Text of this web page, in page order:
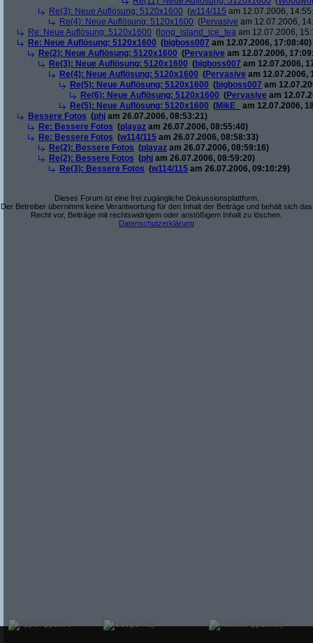
Re(3): Neue Auflösung: 5120x1600 (w114/115 am 12.07.2006,
Re(4): Neue Auflösung: 5120x1600 (Pervasive am 12.07.2006,
Re: Neue Auflösung: 5120x1600 ( long_island_ice_tea am 12.07.2006,
Re: Neue Auflösung: 5120x1600 (bigboss007 am 12.07.2006, 17:08:40)
Re(2): Neue Auflösung: 5120x1600 (Pervasive am 12.07.2006,
Re(3): Neue Auflösung: 5120x1600 (bigboss007 am 12.07.2006,
Re(4): Neue Auflösung: 5120x1600 (Pervasive am 12.07.2006,
Re(5): Neue Auflösung: 5120x1600 (bigboss007 am
Re(6): Neue Auflösung: 5120x1600 (Pervasive am
Re(5): Neue Auflösung: 5120x1600 (MikE_
am 12.07.2006,
Bessere Fotos (phj am 26.07.2006, 08:53:21)
Re: Bessere Fotos (playaz am 26.07.2006, 08:55:40)
Re: Bessere Fotos (w114/115 am 26.07.2006, 08:58:33)
Re(2): Bessere Fotos (playaz am 26.07.2006, 08:59:16)
Re(2): Bessere Fotos (phj am 26.07.2006, 08:59:20)
Re(3): Bessere Fotos (w114/115 am 26.07.2006, 09:10:29)
Dieses Forum ist eine frei zugängliche Diskussionsplattform.
Der Betreiber übernimmt keine Verantwortung für den Inhalt der Beiträge und behält sich das
Recht vor, Beiträge mit rechtswidrigem oder anstößigem Inhalt zu löschen.
Datenschutzerklärung